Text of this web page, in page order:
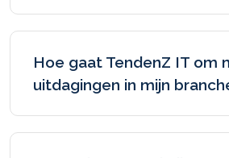
Hoe gaat TendenZ IT om
uitdagingen in mijn